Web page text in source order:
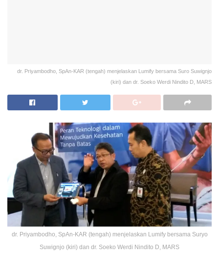
dr. Priyambodho, SpAn-KAR (tengah) menjelaskan Lumify bersama Suro Suwignjo
(kiri) dan dr. Soeko Werdi Nindito D, MARS
dr. Priyambodho, SpAn-KAR (tengah) menjelaskan Lumify bersama Suryo
Suwignjo (kiri) dan dr. Soeko Werdi Nindito D, MARS